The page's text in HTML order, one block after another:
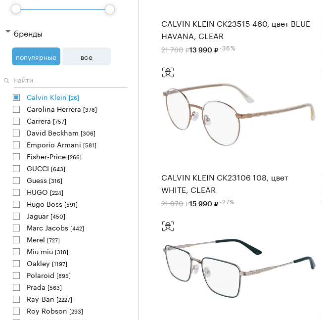
бренды
популярные все
Calvin Klein [26]
Carolina Herrera [378]
Carrera [757]
David Beckham [306]
Emporio Armani [581]
Fisher-Price [266]
GUCCI [643]
Guess [316]
HUGO [224]
Hugo Boss [591]
Jaguar [450]
Marc Jacobs [442]
Merel [727]
Miu miu [318]
Oakley [1197]
Polaroid [895]
Prada [563]
Ray-Ban [2227]
Roy Robson [293]
CALVIN KLEIN CK23515 460, цвет BLUE
HAVANA, CLEAR
21 760 13 990 -36%
CALVIN KLEIN CK23106 108, цвет
WHITE, CLEAR
21 870 15 990 -27%